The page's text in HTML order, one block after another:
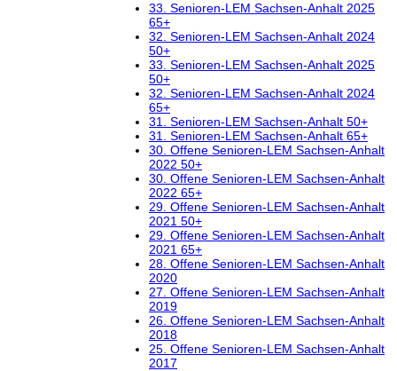
33. Senioren-LEM Sachsen-Anhalt 2025
65+
32. Senioren-LEM Sachsen-Anhalt 2024
50+
33. Senioren-LEM Sachsen-Anhalt 2025
50+
32. Senioren-LEM Sachsen-Anhalt 2024
65+
31. Senioren-LEM Sachsen-Anhalt 50+
31. Senioren-LEM Sachsen-Anhalt 65+
30. Offene Senioren-LEM Sachsen-Anhalt
2022 50+
30. Offene Senioren-LEM Sachsen-Anhalt
2022 65+
29. Offene Senioren-LEM Sachsen-Anhalt
2021 50+
29. Offene Senioren-LEM Sachsen-Anhalt
2021 65+
28. Offene Senioren-LEM Sachsen-Anhalt
2020
27. Offene Senioren-LEM Sachsen-Anhalt
2019
26. Offene Senioren-LEM Sachsen-Anhalt
2018
25. Offene Senioren-LEM Sachsen-Anhalt
2017